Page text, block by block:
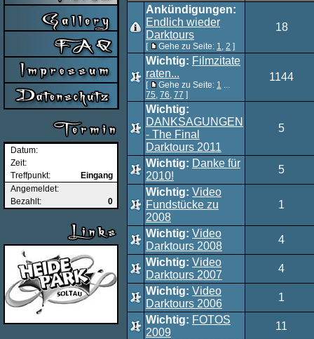
Datum:
Zeit:
Treffpunkt:
Eingang
Angemeldet:
Bezahlt:
0
Ankündigungen:
Endlich wieder
Darktours
[ Gehe zu Seite: 1, 2 ]
18
Wichtig: Filmzitate
raten...
[ Gehe zu Seite: 1 ...
75, 76, 77 ]
1144
Wichtig:
DANKSAGUNGEN
- The Final
Darktours 2011
5
Wichtig: Danke für
2010!
5
Wichtig: Video
Fundstücke zu
2008
1
Wichtig: Video
Darktours 2008
4
Wichtig: Video
Darktours 2007
4
Wichtig: Video
Darktours 2006
1
Wichtig: FOTOS
2009
11